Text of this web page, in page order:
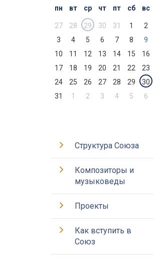
пн вт ср чт пт сб вс
27 28 29 30 31 1
2
3
4 5 6 7 8
9
10
11 12 13 14 15
16
17
18 19 20 21 22
23
24
25 26 27 28 29
30
31
1 2 3 4 5 6
Структура Союза
Композиторы и
музыковеды
Проекты
Как вступить в
Союз